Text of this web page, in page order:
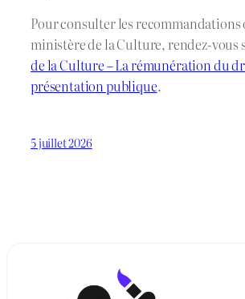
Pour consulter les recommandations
ministère de la Culture, rendez-vous
de la Culture – La rémunération du
présentation publique.
5 juillet 2026